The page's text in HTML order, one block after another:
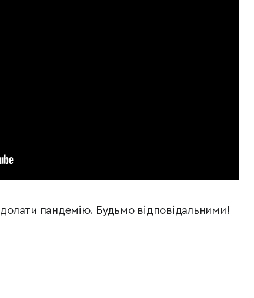
пандемію. Будьмо відповідальними!